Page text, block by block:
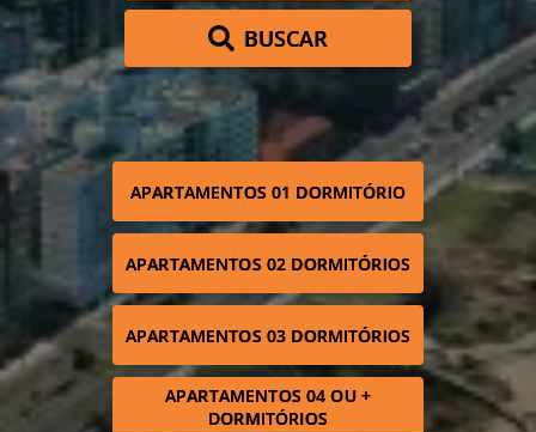
BUSCAR
APARTAMENTOS 01 DORMITÓRIO
APARTAMENTOS 02 DORMITÓRIOS
APARTAMENTOS 03 DORMITÓRIOS
APARTAMENTOS 04 OU +
DORMITÓRIOS